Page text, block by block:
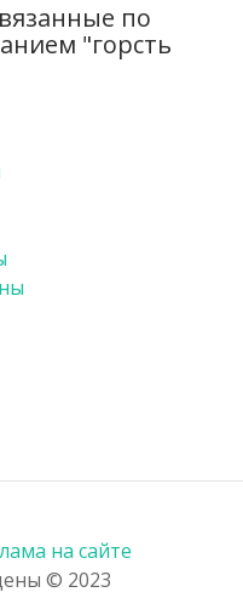
по
"горсть
на сайте
© 2023